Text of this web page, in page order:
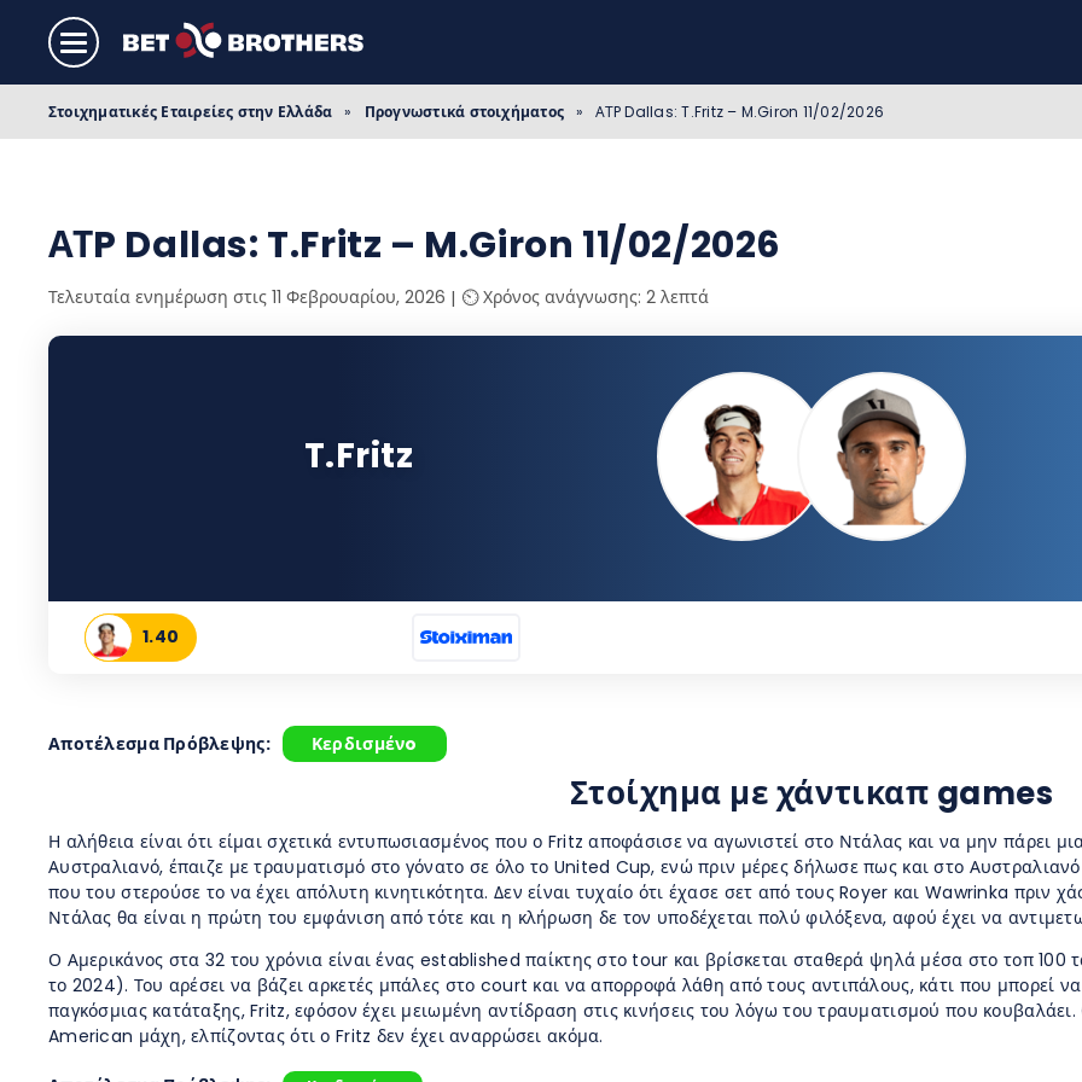
Στοιχηματικές Εταιρείες στην Ελλάδα » Προγνωστικά στοιχήματος » ΑΤP Dallas: T.Fritz – M.Giron 11/02/2026
ΑΤP Dallas: T.Fritz – M.Giron 11/02/2026
Τελευταία ενημέρωση στις 11 Φεβρουαρίου, 2026 ⏲️ Χρόνος ανάγνωσης: 2 λεπτά
T.Fritz
1.40
Αποτέλεσμα Πρόβλεψης: Κερδισμένo
Στοίχημα με χάντικαπ games
Η αλήθεια είναι ότι είμαι σχετικά εντυπωσιασμένος που ο Fritz αποφάσισε να αγωνιστεί στο Ντάλας και να μην πάρει
Αυστραλιανό, έπαιζε με τραυματισμό στο γόνατο σε όλο το United Cup, ενώ πριν μέρες δήλωσε πως και στο
που του στερούσε το να έχει απόλυτη κινητικότητα. Δεν είναι τυχαίο ότι έχασε σετ από τους Royer και Wawrinka πριν
Ντάλας θα είναι η πρώτη του εμφάνιση από τότε και η κλήρωση δε τον υποδέχεται πολύ φιλόξενα, αφού έχει να
Ο Αμερικάνος στα 32 του χρόνια είναι ένας established παίκτης στο tour και βρίσκεται σταθερά ψηλά μέσα στο τοπ 100
το 2024). Του αρέσει να βάζει αρκετές μπάλες στο court και να απορροφά λάθη από τους αντιπάλους, κάτι που μπορεί να
παγκόσμιας κατάταξης, Fritz, εφόσον έχει μειωμένη αντίδραση στις κινήσεις του λόγω του τραυματισμού που
American μάχη, ελπίζοντας ότι ο Fritz δεν έχει αναρρώσει ακόμα.